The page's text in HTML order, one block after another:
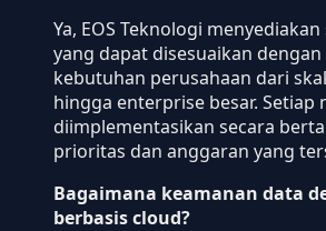
Ya, EOS Teknologi
yang dapat disesuaikan dengan
kebutuhan perusahaan dari
hingga enterprise besar. Setiap
diimplementasikan secara
prioritas dan anggaran yang
Bagaimana keamanan data
berbasis cloud?